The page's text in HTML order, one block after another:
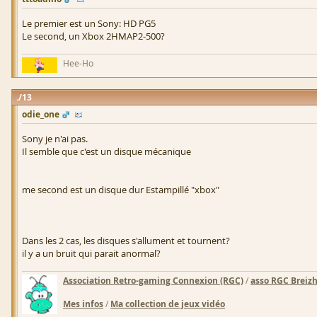
Le premier est un Sony: HD PG5
Le second, un Xbox 2HMAP2-500?
Hee-Ho
13
odie_one
Sony je n'ai pas.
Il semble que c'est un disque mécanique
me second est un disque dur Estampillé "xbox"
Dans les 2 cas, les disques s'allument et tournent?
il y a un bruit qui parait anormal?
Association Retro-gaming Connexion (RGC)/asso RGC Breizh
Mes infos/ Ma collection de jeux vidéo